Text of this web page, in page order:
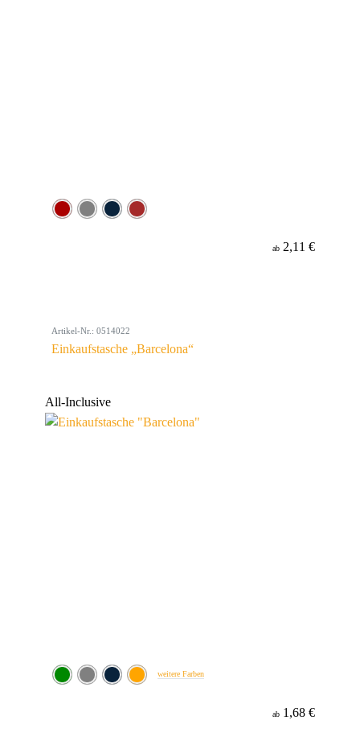
ab 2,11 €
Artikel-Nr.: 0514022
Einkaufstasche „Barcelona“
All-Inclusive
weitere Farben
ab 1,68 €